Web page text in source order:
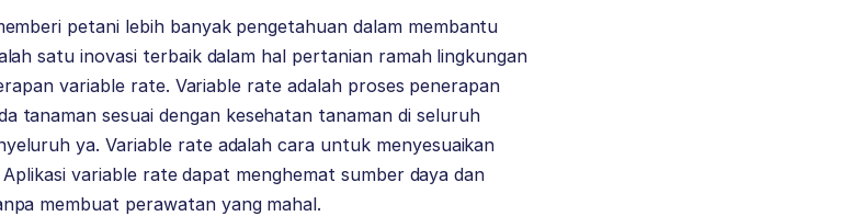
petani lebih banyak pengetahuan dalam membantu
satu inovasi terbaik dalam hal pertanian ramah lingkungan
variable rate. Variable rate adalah proses penerapan
tanaman sesuai dengan kesehatan tanaman di seluruh
ya. Variable rate adalah cara untuk menyesuaikan
variable rate dapat menghemat sumber daya dan
membuat perawatan yang mahal.